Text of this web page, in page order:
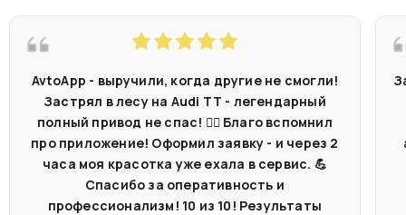
AvtoApp - выручили, когда другие не смогли!
Застрял в лесу на Audi TT - легендарный
полный привод не спас! 🤷‍♂️ Благо вспомнил
про приложение! Оформил заявку - и через 2
часа моя красотка уже ехала в сервис. 💪
Спасибо за оперативность и
профессионализм! 10 из 10! Результаты